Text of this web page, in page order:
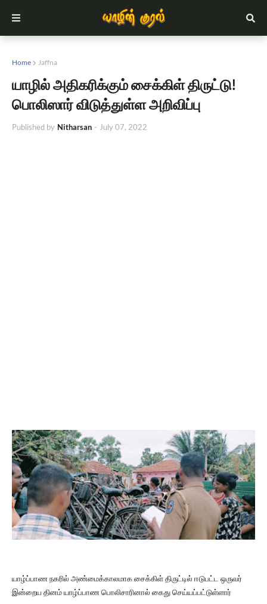
Home Jaffna
யாழில் அதிகரிக்கும் சைக்கிள் திருட்டு!
பொலிஸார் விடுத்துள்ள அறிவிப்பு
Published by Nitharsan - July 07, 2022
யாழ்ப்பாண நகரில் அண்மைக்காலமாக சைக்கிள் திருட்டில் ஈடுபட்ட ஒருவர்
இன்றைய தினம் யாழ்ப்பாண பொலிசாரினால் கைது செய்யப்பட்டுள்ளார்